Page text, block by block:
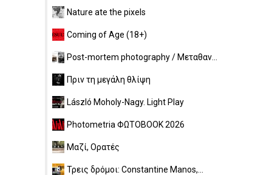
Nature ate the pixels
Coming of Age (18+)
Post-mortem photography / Μεταθαν...
Πριν τη μεγάλη θλίψη
László Moholy-Nagy. Light Play
Photometria ΦΩΤΟBOOK 2026
Μαζί, Ορατές
Τρεις δρόμοι: Constantine Manos,...